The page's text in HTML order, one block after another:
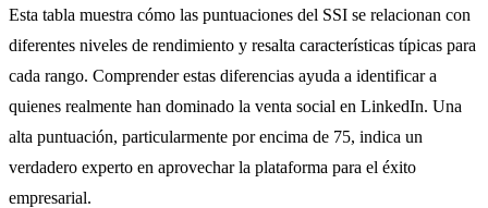
Esta tabla muestra cómo las puntuaciones del SSI se relacionan con
diferentes niveles de rendimiento y resalta características típicas para
cada rango. Comprender estas diferencias ayuda a identificar a
quienes realmente han dominado la venta social en LinkedIn. Una
alta puntuación, particularmente por encima de 75, indica un
verdadero experto en aprovechar la plataforma para el éxito
empresarial.